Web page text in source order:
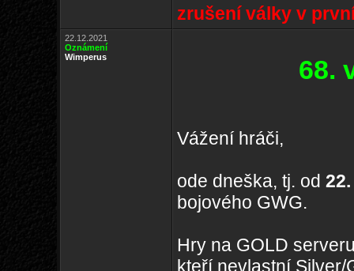
zrušení války v
22.12.2021
Oznámení
Wimperus
68.
Vážení hráči,
ode dneška, tj. od
bojového GWG.
Hry na GOLD
kteří nevlastní Silver/